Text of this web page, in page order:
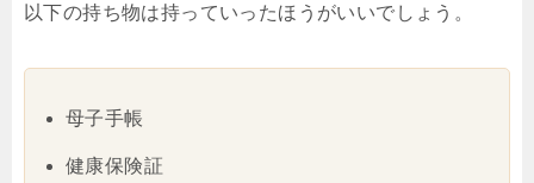
以下の持ち物は持っていったほうがいいでしょう。
母子手帳
健康保険証